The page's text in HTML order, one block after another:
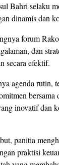
Bahri selaku
dinamis dan
forum
dan
secara efektif.
agenda rutin,
inovatif dan
panitia
praktisi